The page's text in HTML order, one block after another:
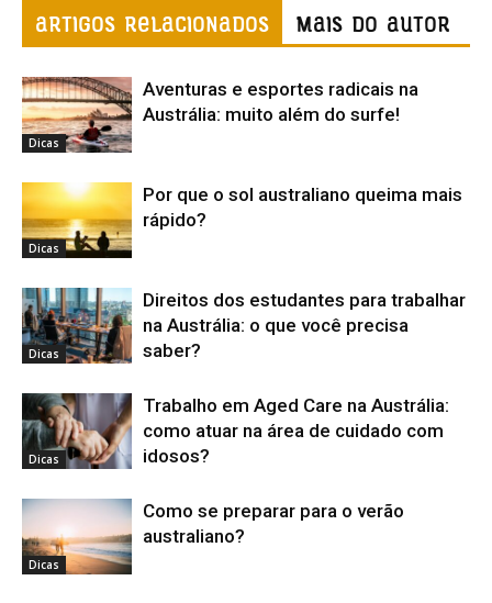
ARTIGOS RELACIONADOS Mais do autor
Dicas
Aventuras e esportes radicais na
Austrália: muito além do surfe!
Dicas
Por que o sol australiano queima mais
rápido?
Dicas
Direitos dos estudantes para trabalhar
na Austrália: o que você precisa
saber?
Dicas
Trabalho em Aged Care na Austrália:
como atuar na área de cuidado com
idosos?
Dicas
Como se preparar para o verão
australiano?